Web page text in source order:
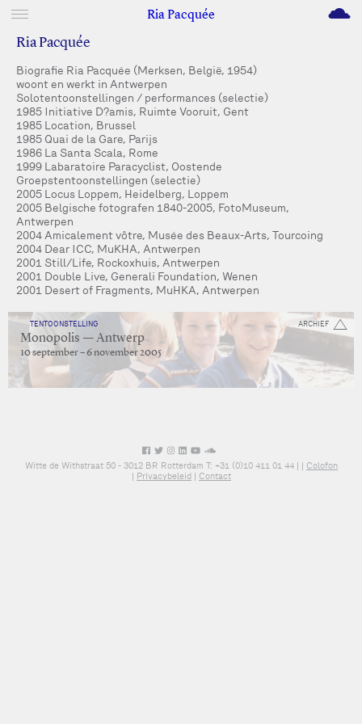
Ria Pacquée M
Ria Pacquée
Biografie Ria Pacquée (Merksen, België, 1954)
woont en werkt in Antwerpen
Solotentoonstellingen / performances (selectie)
1985 Initiative D?amis, Ruimte Vooruit, Gent
1985 Location, Brussel
1985 Quai de la Gare, Parijs
1986 La Santa Scala, Rome
1999 Labaratoire Paracyclist, Oostende
Groepstentoonstellingen (selectie)
2005 Locus Loppem, Heidelberg, Loppem
2005 Belgische fotografen 1840-2005, FotoMuseum,
Antwerpen
2004 Amicalement vôtre, Musée des Beaux-Arts, Tourcoing
2004 Dear ICC, MuKHA, Antwerpen
2001 Still/Life, Rockoxhuis, Antwerpen
2001 Double Live, Generali Foundation, Wenen
2001 Desert of Fragments, MuHKA, Antwerpen
ARCHIEF
TENTOONSTELLING
Monopolis — Antwerp
10 september – 6 november 2005
Witte de Withstraat 50 - 3012 BR Rotterdam T: +31 (0)10 411 01 44 | | Colofon
| Privacybeleid| Contact